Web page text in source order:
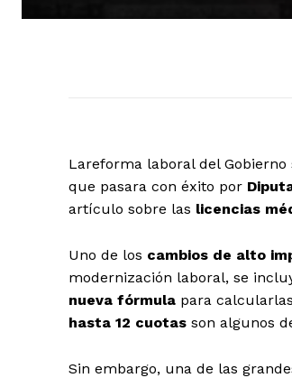
Lareforma laboral del
que pasara con éxito por
artículo sobre las licencias
Uno de los cambios de alto
modernización laboral, se
nueva fórmula para
hasta 12 cuotas son algunos
Sin embargo, una de las